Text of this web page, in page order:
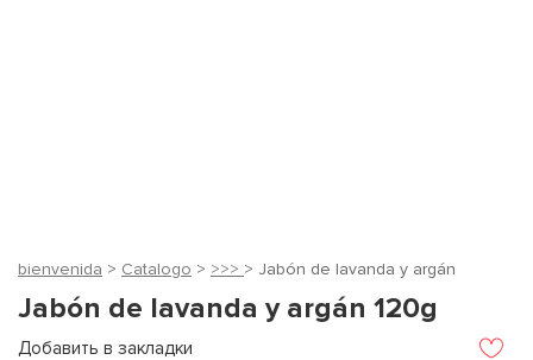
bienvenida > Catalogo > >>> > Jabón de lavanda y argán
Jabón de lavanda y argán 120g
Добавить в закладки